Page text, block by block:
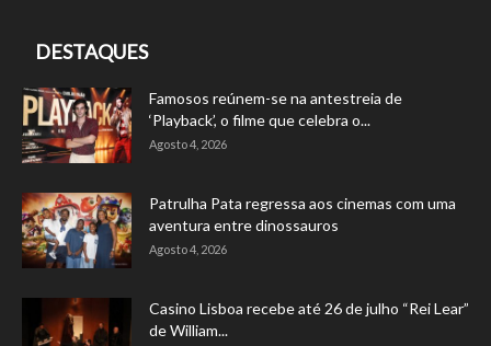
DESTAQUES
Famosos reúnem-se na antestreia de
‘Playback’, o filme que celebra o...
Agosto 4, 2026
Patrulha Pata regressa aos cinemas com uma
aventura entre dinossauros
Agosto 4, 2026
Casino Lisboa recebe até 26 de julho “Rei Lear”
de William...